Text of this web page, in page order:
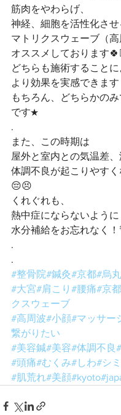
筋肉をやわらげ、
神経、細胞を活性化さ
マトリクスウェーブ（
オススメしております
どちらも施術することに
より効果を実感できます
もちろん、どちらかの
です★
.
また、この時期は
屋外と室内との気温差
体調不良が起こりやす
😔😣
くれぐれも、
熱中症にならないように
水分補給をお忘れなく！
.
.
#整骨院#鍼灸#京都#烏丸
#大宮#肩こり #腰痛#京
クスウェーブ
#高周波#小顔#マッサー
繋がりたい
#美容鍼#美容#体調不良
#頭痛#むくみ#しわ#シミ
#肌荒れ#美顔#kyoto